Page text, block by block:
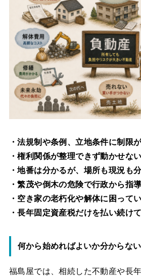
・法規制や条例、立地条件に制限
・権利関係が整理できず動かせない
・地番は分かるが、場所も現況も
・繁茂や倒木の危険で行政から指
・空き家の老朽化や解体に困って
・長年固定資産税だけを払い続け
何から始めればよいか分からな
福島屋では、相続した不動産や長